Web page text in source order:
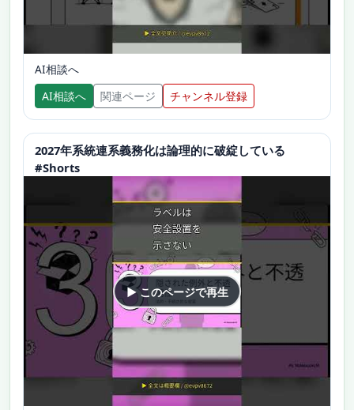
AI相談へ
AI相談へ
関連ページ チャンネル登録
2027年系統連系義務化は論理的に破綻している
#Shorts
▶ このページで再生